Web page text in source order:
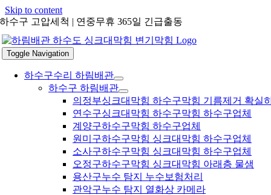
Skip to content
하수구 고압세척 | 연중무휴 365일 긴급출동
Toggle Navigation
하수구수리 하림배관
하수구 하림배관
의정부싱크대막힘 하수구막힘 기름제거 확실
연수구싱크대막힘 하수구막힘 하수구업체
계양구하수구막힘 하수구업체
원미구하수구막힘 싱크대막힘 하수구업체
소사구하수구막힘 싱크대막힘 하수구업체
오정구하수구막힘 싱크대막힘 아래층 물샘
용산구누수 탐지 누수보험처리
관악구누수 탐지 열화상 카메라